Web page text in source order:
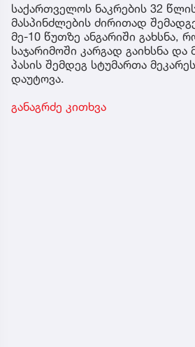
საქართველოს ნაკრების 32
მასპინძლების ძირითად
მე-10 წუთზე ანგარიში გახსნა,
საჯარიმოში კარგად გაიხსნა
პასის შემდეგ სტუმართა
დაუტოვა.
განაგრძე კითხვა